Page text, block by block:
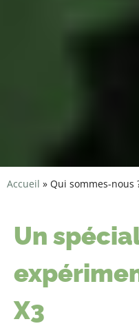
Accueil » Qui sommes-nous
Un
X3